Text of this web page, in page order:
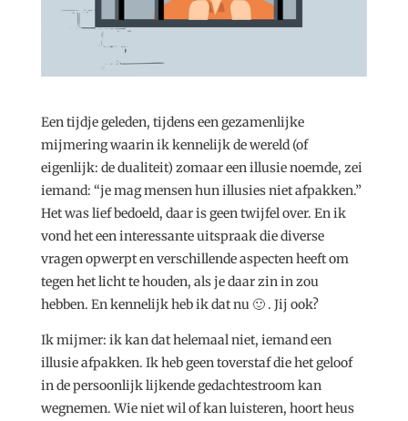
Een tijdje geleden, tijdens een gezamenlijke
mijmering waarin ik kennelijk de wereld (of
eigenlijk: de dualiteit) zomaar een illusie noemde, zei
iemand: “je mag mensen hun illusies niet afpakken.”
Het was lief bedoeld, daar is geen twijfel over. En ik
vond het een interessante uitspraak die diverse
vragen opwerpt en verschillende aspecten heeft om
tegen het licht te houden, als je daar zin in zou
hebben. En kennelijk heb ik dat nu 🙂 . Jij ook?
Ik mijmer: ik kan dat helemaal niet, iemand een
illusie afpakken. Ik heb geen toverstaf die het geloof
in de persoonlijk lijkende gedachtestroom kan
wegnemen. Wie niet wil of kan luisteren, hoort heus